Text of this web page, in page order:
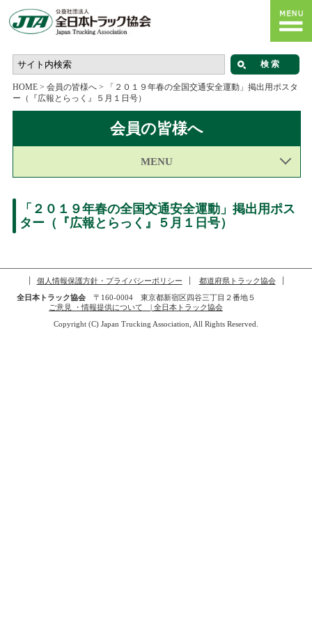
HOME> 会員の皆様へ>
「２０１９年春の全国交通安全運動」掲出用ポスタ
ー（『広報とらっく』５月１日号）
会員の皆様へ
MENU
「２０１９年春の全国交通安全運動」掲出用ポス
ター（『広報とらっく』５月１日号）
個人情報保護方針・プライバシーポリシー
都道府県トラック協会
全日本トラック協会〒160-0004 東京都新宿区四谷三丁目２番地５
ご意見 ・情報提供について | 全日本トラック協会
Copyright (C) Japan Trucking Association, All Rights Reserved.